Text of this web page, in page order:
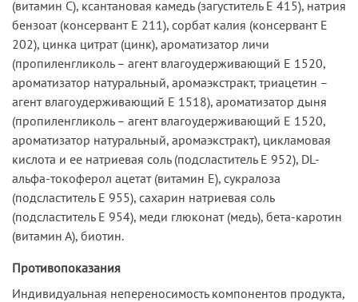
(витамин С), ксантановая камедь (загуститель Е 415), натрия
бензоат (консервант Е 211), сорбат калия (консервант Е
202), цинка цитрат (цинк), ароматизатор личи
(пропиленгликоль – агент влагоудерживающий Е 1520,
ароматизатор натуральный, аромаэкстракт, триацетин –
агент влагоудерживающий Е 1518), ароматизатор дыня
(пропиленгликоль – агент влагоудерживающий Е 1520,
ароматизатор натуральный, аромаэкстракт), цикламовая
кислота и ее натриевая соль (подсластитель Е 952), DL-
альфа-токоферол ацетат (витамин Е), сукралоза
(подсластитель Е 955), сахарин натриевая соль
(подсластитель Е 954), меди глюконат (медь), бета-каротин
(витамин А), биотин.
Противопоказания
Индивидуальная непереносимость компонентов продукта,